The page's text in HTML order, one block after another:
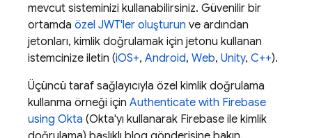
mevcut sisteminizi kullanabilirsiniz. Güvenilir bir
ortamda özel JWT'ler oluşturun ve ardından
jetonları, kimlik doğrulamak için jetonu kullanan
istemcinize iletin (iOS+, Android, Web, Unity, C++).
Üçüncü taraf sağlayıcıyla özel kimlik doğrulama
kullanma örneği için Authenticate with Firebase
using Okta (Okta'yı kullanarak Firebase ile kimlik